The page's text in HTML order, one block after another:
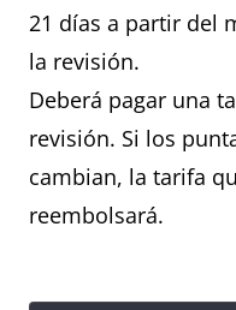
21 días a partir del
la revisión.
Deberá pagar una
revisión. Si los
cambian, la tarifa
reembolsará.